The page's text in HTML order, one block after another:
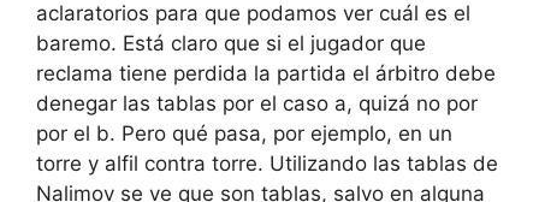
aclaratorios para que podamos ver cuál es el
baremo. Está claro que si el jugador que
reclama tiene perdida la partida el árbitro debe
denegar las tablas por el caso a, quizá no por
por el b. Pero qué pasa, por ejemplo, en un
torre y alfil contra torre. Utilizando las tablas de
Nalimov se ve que son tablas, salvo en alguna